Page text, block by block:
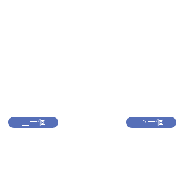
上一個 下一個